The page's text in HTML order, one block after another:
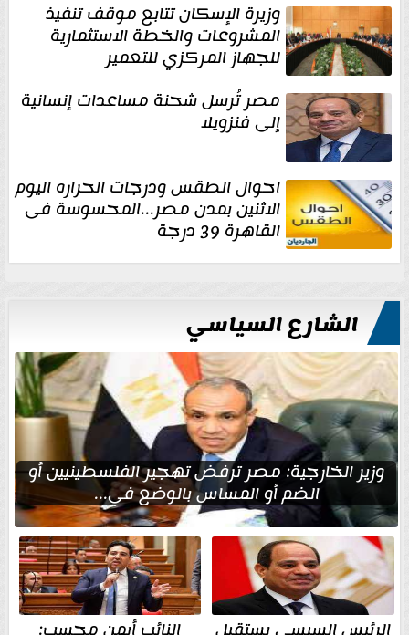
وزيرة الإسكان تتابع موقف تنفيذ
المشروعات والخطة الاستثمارية
للجهاز المركزي للتعمير
مصر تُرسل شحنة مساعدات إنسانية
إلى فنزويلا
احوال الطقس ودرجات الحراره اليوم
الاثنين بمدن مصر...المحسوسة فى
القاهرة 39 درجة
الشارع السياسي
وزير الخارجية: مصر ترفض تهجير الفلسطينيين أو
الضم أو المساس بالوضع في...
الرئيس السيسي يستقبل النائب أيمن محسب: